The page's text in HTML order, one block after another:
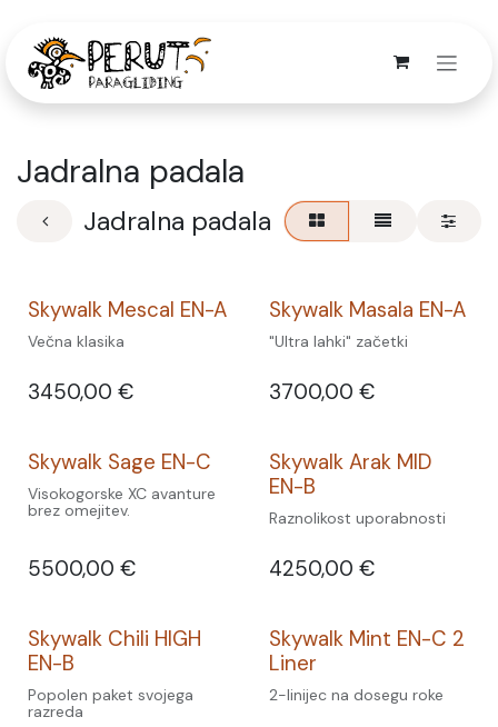
Jadralna padala
Jadralna padala
Skywalk Mescal EN-A
Večna klasika
3450,00 €
Skywalk Masala EN-A
"Ultra lahki" začetki
3700,00 €
Skywalk Sage EN-C
Visokogorske XC avanture
brez omejitev.
5500,00 €
Skywalk Arak MID
EN-B
Raznolikost uporabnosti
4250,00 €
Skywalk Chili HIGH
EN-B
Popolen paket svojega
razreda
Skywalk Mint EN-C 2
Liner
2-linijec na dosegu roke